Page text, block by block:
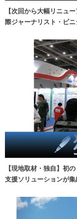
【次回から大幅リニュ
際ジャーナリスト・ビ
【現地取材・独自】初
支援ソリューションが集